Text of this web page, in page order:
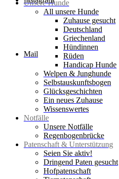
Mail
Unsere Hunde
All unsere Hunde
Zuhause gesucht
Deutschland
Griechenland
Hündinnen
Rüden
Handicap Hunde
Welpen & Junghunde
Selbstauskunftsbogen
Glücksgeschichten
Ein neues Zuhause
Wissenswertes
Notfälle
Unsere Notfälle
Regenbogenbrücke
Patenschaft & Unterstützung
Seien Sie aktiv!
Dringend Paten gesucht
Hofpatenschaft